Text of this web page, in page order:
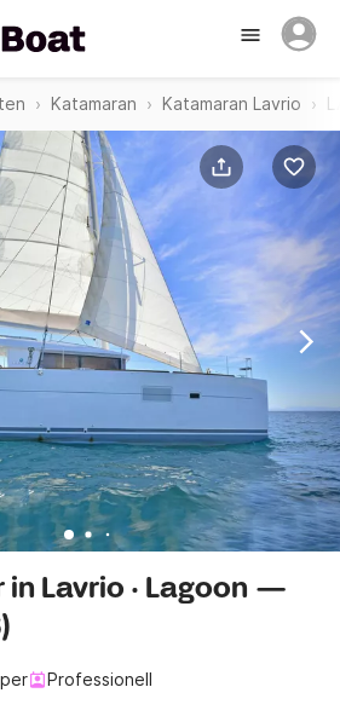
Katamaran Katamaran Lavrio
Lavrio · Lagoon —
Professionell